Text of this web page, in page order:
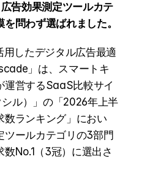
告効果測定ツールカテ
問わず選ばれました。
用したデジタル広告最適
」は、スマートキ
運営するSaaS比較サイ
シル）」の「2026年上半
数ランキング」におい
ツールカテゴリの3部門
No.1（3冠）に選出さ